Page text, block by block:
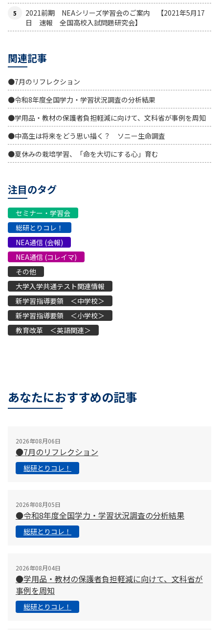
2021前期 NEAシリーズ学習会のご案内 【2021年5月17
日 速報 全国高校入試問題研究会】
関連記事
●7月のリフレクション
●令和8年度全国学力・学習状況調査の分析結果
●学用品・教材の保護者負担軽減に向けて、文科省が事例を周知
●中高生は将来をどう思い描く？ ソニー生命調査
●夏休みの栽培学習、「命を大切にする心」育む
注目のタグ
セミナー・学習会
総研とりコレ！
NEA通信 (会報)
NEA通信 (コレイマ)
その他
大学入学共通テスト関連情報
新学習指導要領 ＜中学校＞
新学習指導要領 ＜小学校＞
教育改革 ＜英語関連＞
あなたにおすすめの記事
2026年08月06日
●7月のリフレクション
総研とりコレ！
2026年08月05日
●令和8年度全国学力・学習状況調査の分析結果
総研とりコレ！
2026年08月04日
●学用品・教材の保護者負担軽減に向けて、文科省が
事例を周知
総研とりコレ！